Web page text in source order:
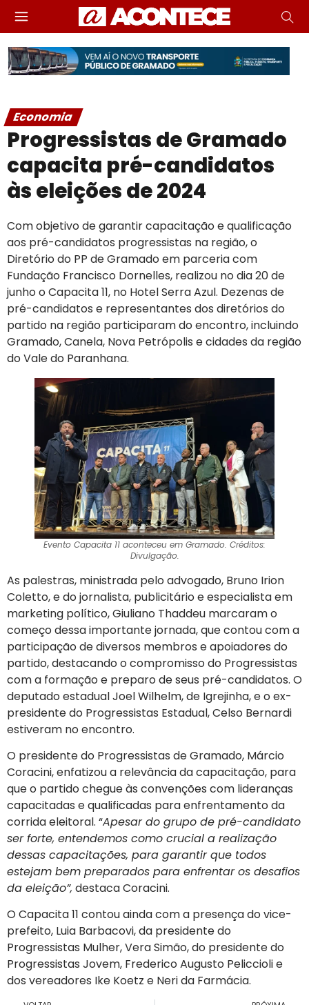
Economia
Progressistas de Gramado
capacita pré-candidatos
às eleições de 2024
Com objetivo de garantir capacitação e qualificação
aos pré-candidatos progressistas na região, o
Diretório do PP de Gramado em parceria com
Fundação Francisco Dornelles, realizou no dia 20 de
junho o Capacita 11, no Hotel Serra Azul. Dezenas de
pré-candidatos e representantes dos diretórios do
partido na região participaram do encontro, incluindo
Gramado, Canela, Nova Petrópolis e cidades da região
do Vale do Paranhana.
Evento Capacita 11 aconteceu em Gramado. Créditos:
Divulgação.
As palestras, ministrada pelo advogado, Bruno Irion
Coletto, e do jornalista, publicitário e especialista em
marketing político, Giuliano Thaddeu marcaram o
começo dessa importante jornada, que contou com a
participação de diversos membros e apoiadores do
partido, destacando o compromisso do Progressistas
com a formação e preparo de seus pré-candidatos. O
deputado estadual Joel Wilhelm, de Igrejinha, e o ex-
presidente do Progressistas Estadual, Celso Bernardi
estiveram no encontro.
O presidente do Progressistas de Gramado, Márcio
Coracini, enfatizou a relevância da capacitação, para
que o partido chegue às convenções com lideranças
capacitadas e qualificadas para enfrentamento da
corrida eleitoral. “Apesar do grupo de pré-candidato
ser forte, entendemos como crucial a realização
dessas capacitações, para garantir que todos
estejam bem preparados para enfrentar os desafios
da eleição”, destaca Coracini.
O Capacita 11 contou ainda com a presença do vice-
prefeito, Luia Barbacovi, da presidente do
Progressistas Mulher, Vera Simão, do presidente do
Progressistas Jovem, Frederico Augusto Peliccioli e
dos vereadores Ike Koetz e Neri da Farmácia.